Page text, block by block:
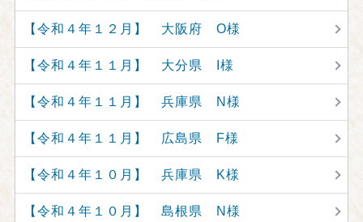
【令和４年１２月】 大阪府 O様
【令和４年１１月】 大分県 I様
【令和４年１１月】 兵庫県 N様
【令和４年１１月】 広島県 F様
【令和４年１０月】 兵庫県 K様
【令和４年１０月】 島根県 N様